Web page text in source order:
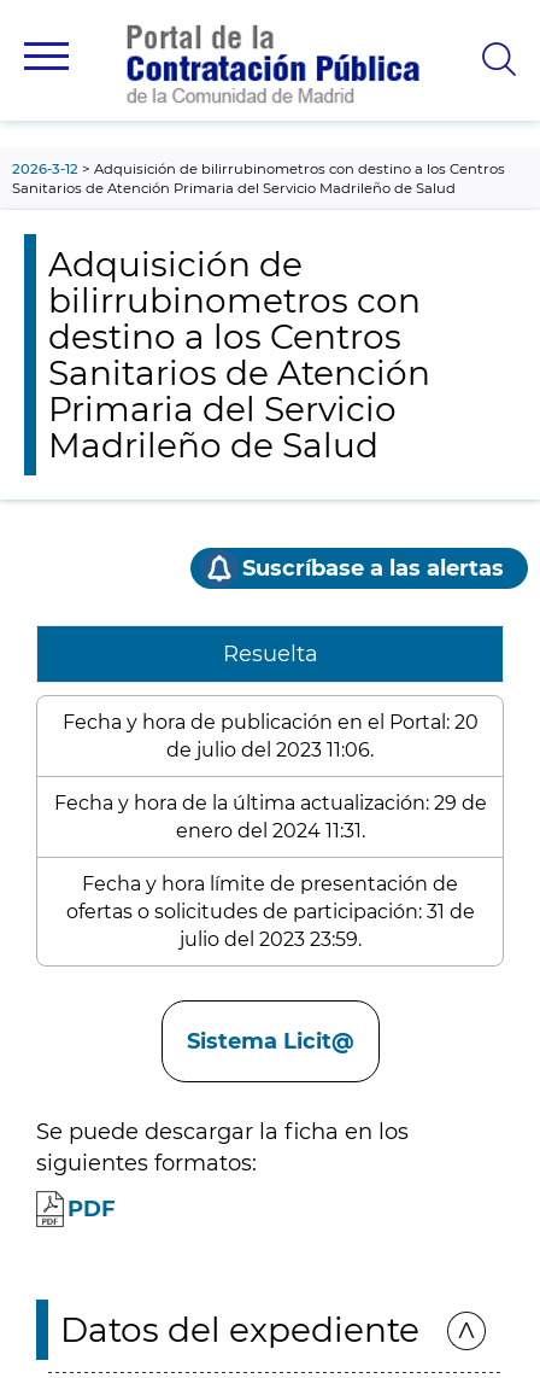
principal
2026-3-12
Adquisición de bilirrubinometros con destino a los Centros
Sanitarios de Atención Primaria del Servicio Madrileño de Salud
Adquisición de
bilirrubinometros con
destino a los Centros
Sanitarios de Atención
Primaria del Servicio
Madrileño de Salud
Suscríbase a las alertas
Resuelta
Fecha y hora de publicación en el Portal: 20
de julio del 2023 11:06.
Fecha y hora de la última actualización: 29 de
enero del 2024 11:31.
Fecha y hora límite de presentación de
ofertas o solicitudes de participación: 31 de
julio del 2023 23:59.
Sistema Licit@
Se puede descargar la ficha en los
siguientes formatos:
PDF
Datos del expediente